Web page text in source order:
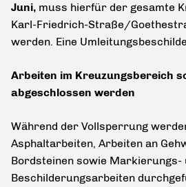
Juni, muss hierfür der gesamte
Karl-Friedrich-Straße/
werden. Eine
Arbeiten im Kreuzungsbereich
abgeschlossen werden
Während der Vollsperrung
Asphaltarbeiten, Arbeiten an
Bordsteinen sowie Markierungs-
Beschilderungsarbeiten